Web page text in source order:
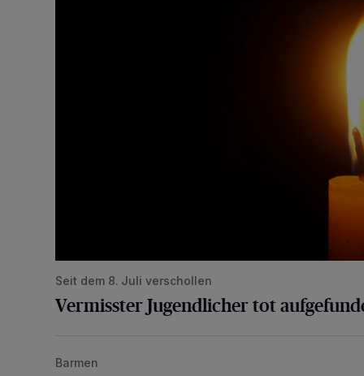
Seit dem 8. Juli verschollen
Vermisster Jugendlicher tot
Mann beschädigt Autos in Parkhaus
Barmen